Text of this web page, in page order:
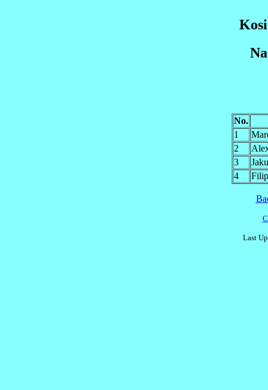
No.
1
2
3
4
Last